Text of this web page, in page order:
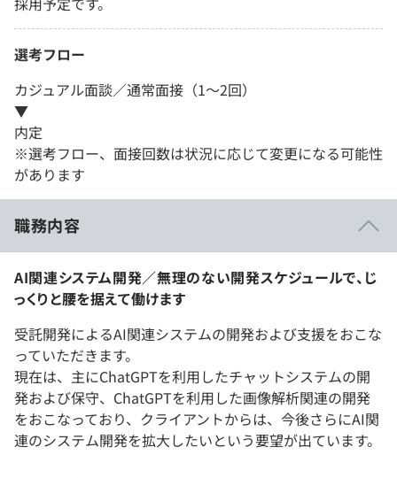
選考フロー
カジュアル面談／通常面接（1～2回）
▼
内定
※選考フロー、面接回数は状況に応じて変更になる可能性
があります
職務内容
AI関連システム開発／無理のない開発スケジュールで、じ
っくりと腰を据えて働けます
受託開発によるAI関連システムの開発および支援をおこな
っていただきます。
現在は、主にChatGPTを利用したチャットシステムの開
発および保守、ChatGPTを利用した画像解析関連の開発
をおこなっており、クライアントからは、今後さらにAI関
連のシステム開発を拡大したいという要望が出ています。